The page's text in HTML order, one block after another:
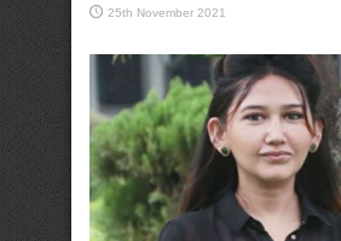
25th November 2021